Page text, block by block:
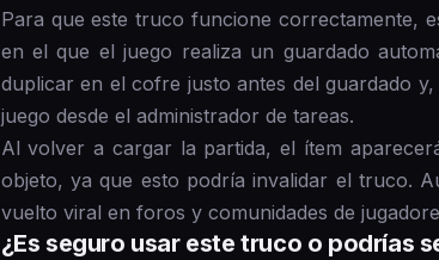
Para que este truco funcione correctamente,
en el que el juego realiza un guardado
duplicar en el cofre justo antes del guardado
juego desde el administrador de tareas.
Al volver a cargar la partida, el ítem
objeto, ya que esto podría invalidar el truco.
vuelto viral en foros y comunidades de
¿Es seguro usar este truco o podrías